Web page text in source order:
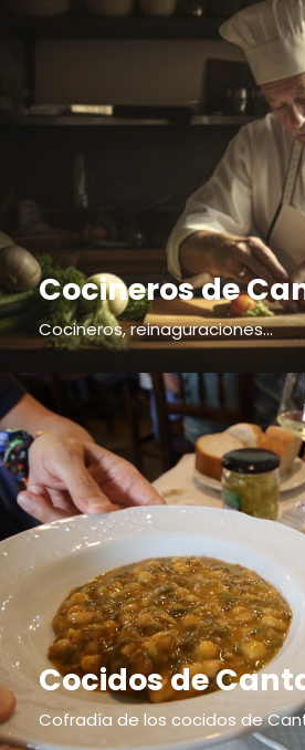
Cocineros de
Cocineros, reinaguraciones...
Cocidos de
Cofradía de los cocidos de